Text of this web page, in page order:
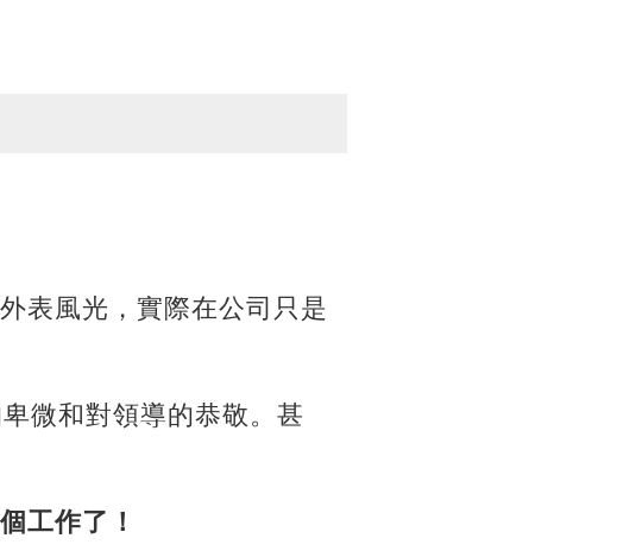
表風光，實際在公司只是
微和對領導的恭敬。甚
工作了！